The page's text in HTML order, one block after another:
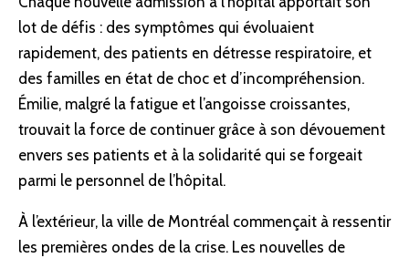
lot de défis : des symptômes qui évoluaient
rapidement, des patients en détresse respiratoire, et
des familles en état de choc et d’incompréhension.
Émilie, malgré la fatigue et l’angoisse croissantes,
trouvait la force de continuer grâce à son dévouement
envers ses patients et à la solidarité qui se forgeait
parmi le personnel de l’hôpital.
À l’extérieur, la ville de Montréal commençait à ressentir
les premières ondes de la crise. Les nouvelles de